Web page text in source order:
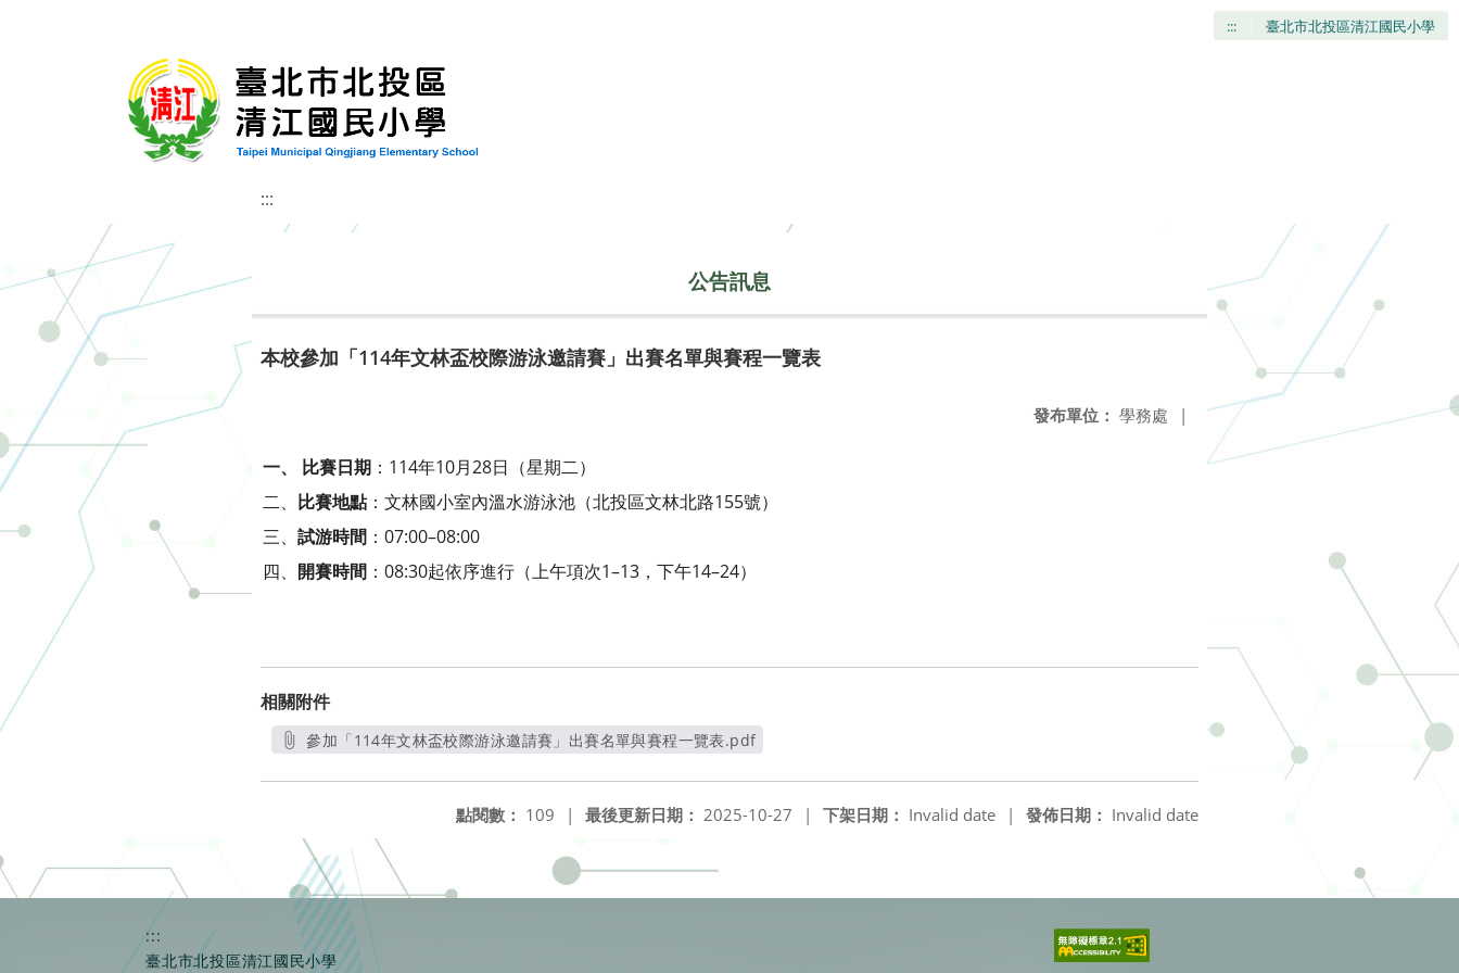
::: 臺北市北投區清江國民小學
:::
公告訊息
本校參加「114年文林盃校際游泳邀請賽」出賽名單與賽程一覽表
發布單位： 學務處 |
一、 比賽日期 ：114年10月28日（星期二）
二、 比賽地點：文林國小室內溫水游泳池（北投區文林北路155號）
三、 試游時間 ：07:00–08:00
四、 開賽時間 ：08:30起依序進行（上午項次1–13，下午14–24）
相關附件
參加「114年文林盃校際游泳邀請賽」出賽名單與賽程一覽表.pdf
發佈日期： Invalid date
下架日期： Invalid date |
最後更新日期： 2025-10-27 |
點閱數： 109 |
:::
臺北市北投區清江國民小學